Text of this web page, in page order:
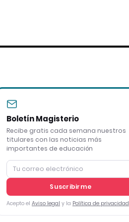
Boletín Magisterio
Recibe gratis cada semana nuestros
titulares con las noticias más
importantes de educación
Suscribirme
Acepto el Aviso legal y la Política de privacidad